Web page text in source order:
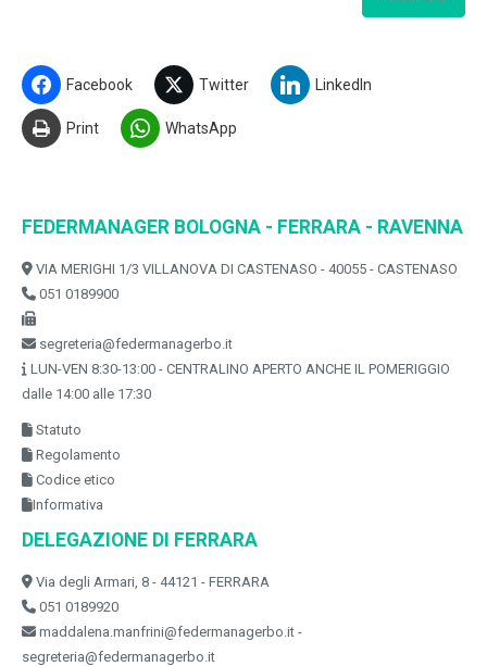
Facebook Twitter LinkedIn
Print WhatsApp
FEDERMANAGER BOLOGNA - FERRARA - RAVENNA
VIA MERIGHI 1/3 VILLANOVA DI CASTENASO - 40055 - CASTENASO
051 0189900
segreteria@federmanagerbo.it
LUN-VEN 8:30-13:00 - CENTRALINO APERTO ANCHE IL POMERIGGIO
dalle 14:00 alle 17:30
Statuto
Regolamento
Codice etico
Informativa
DELEGAZIONE DI FERRARA
Via degli Armari, 8 - 44121 - FERRARA
051 0189920
maddalena.manfrini@federmanagerbo.it -
segreteria@federmanagerbo.it